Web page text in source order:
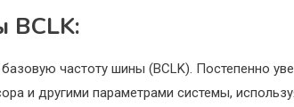
BCLK:
частоту шины (BCLK). Постепенно
и другими параметрами системы,